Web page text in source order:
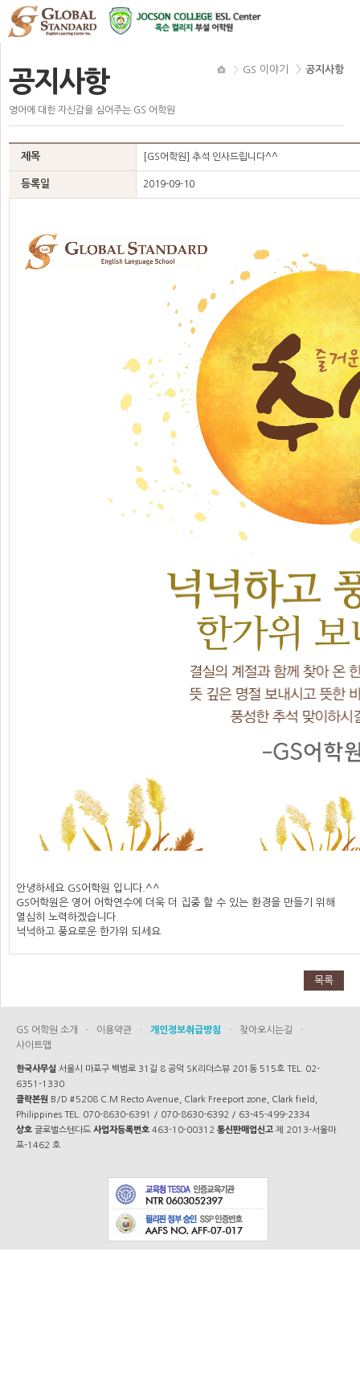
GS 이야기 공지사항
공지사항
영어에 대한 자신감을 심어주는 GS 어학원
제목 [GS어학원] 추석 인사드립니다^^
등록일 2019-09-10
안녕하세요 GS어학원 입니다.^^
GS어학원은 영어 어학연수에 더욱 더 집중 할 수 있는 환경을 만들기 위해
열심히 노력하겠습니다.
넉넉하고 풍요로운 한가위 되세요
목록
GS 어학원 소개 · 이용약관 · 개인정보취급방침 · 찾아오시는길
·
사이트맵
한국사무실 서울시 마포구 백범로 31길 8 공덕 SK리더스뷰 201동 515호 TEL. 02-
6351-1330
클락본원
B/D #5208 C.M Recto Avenue, Clark Freeport zone, Clark field,
Philippines TEL. 070-8630-6391 / 070-8630-6392 / 63-45-499-2334
상호 글로벌스텐다드 사업자등록번호 463-10-00312 통신판매업신고 제 2013-서울마
포-1462 호